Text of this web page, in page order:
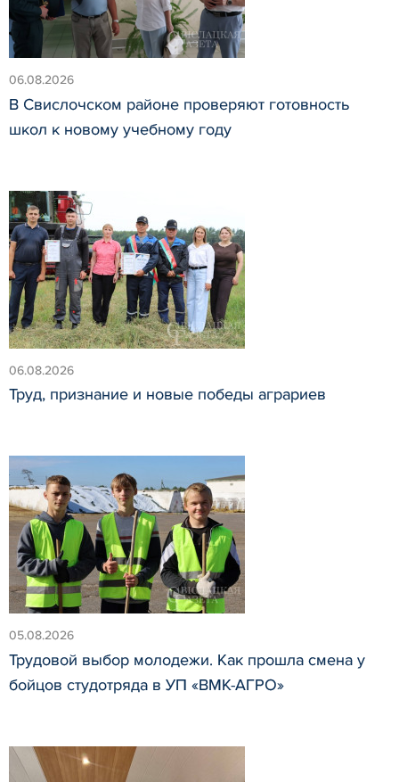
06.08.2026
В Свислочском районе проверяют готовность
школ к новому учебному году
06.08.2026
Труд, признание и новые победы аграриев
05.08.2026
Трудовой выбор молодежи. Как прошла смена у
бойцов студотряда в УП «ВМК-АГРО»